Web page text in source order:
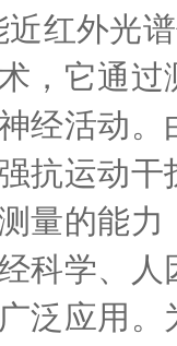
红外光
，它通
经活动
抗运动
量的能
科学、
泛应用